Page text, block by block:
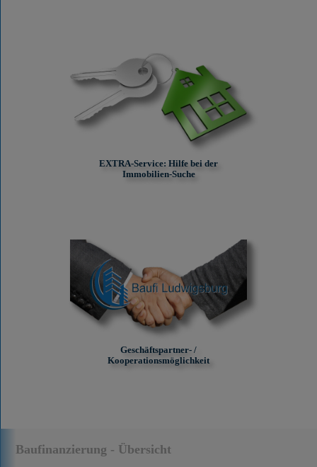
Baufinanzierung - Übersicht
EXTRA-Service: Hilfe bei der
Immobilien-Suche
Geschäftspartner- /
Kooperationsmöglichkeit